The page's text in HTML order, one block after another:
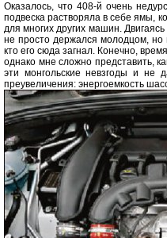
Оказалось, что 408-й очень
подвеска растворяла в себе ямы,
для многих других машин.
не просто держался молодцом, но
кто его сюда загнал. Конечно,
однако мне сложно представить,
эти монгольские невзгоды и не
преувеличения: энергоемкость